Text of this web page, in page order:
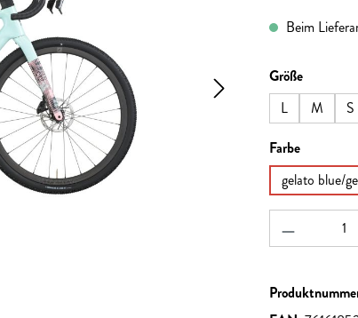
Beim
Größeauswählen
L
M S
Farbeauswählen
gelato blue/
Produkt